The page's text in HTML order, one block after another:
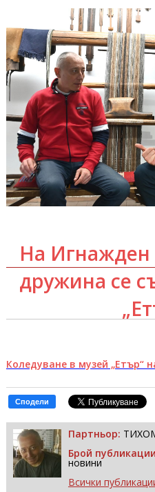
На Игнажден
дружина се
Коледуване в музей „Етър“
Сподели
Партньор:
Брой
новини
Всички